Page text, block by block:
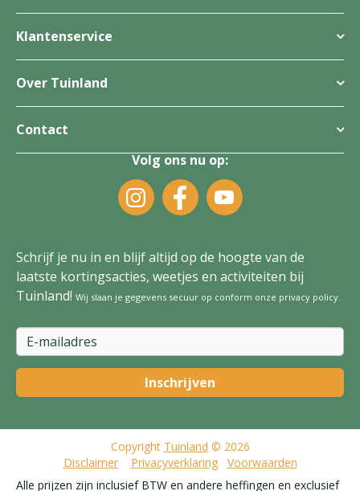
Klantenservice
Over Tuinland
Contact
Volg ons nu op:
Schrijf je nu in en blijf altijd op de hoogte van de
laatste kortingsacties, weetjes en activiteiten bij
Tuinland! Wij slaan je gegevens secuur op conform onze privacy policy.
Copyright Tuinland © 2026
Disclaimer
Privacyverklaring
Voorwaarden
Alle prijzen zijn inclusief BTW en andere heffingen en exclusief